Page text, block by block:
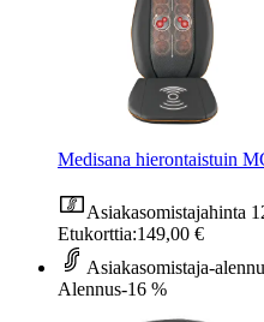
Medisana hierontaistuin
Asiakasomistajahinta
Etukorttia:149,00 €
Asiakasomistaja-
Alennus-16 %